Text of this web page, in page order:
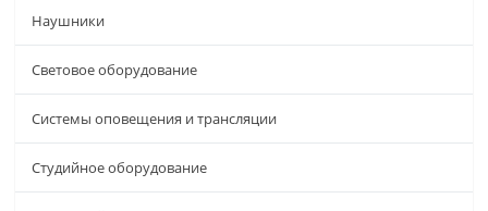
Наушники
Световое оборудование
Системы оповещения и трансляции
Студийное оборудование